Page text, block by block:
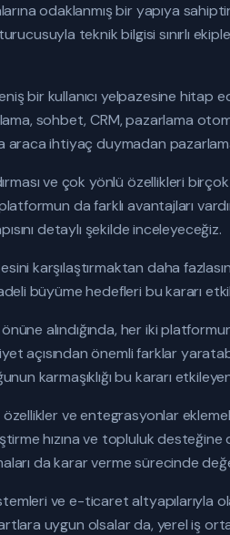
odaklanmış bir yapıya
teknik bilgisi sınırlı
bir kullanıcı yelpazesine hitap
sohbet, CRM, pazarlama
ihtiyaç duymadan
ve çok yönlü özellikleri
da farklı avantajları
detaylı şekilde inceleyeceğiz.
karşılaştırmaktan daha
büyüme hedefleri bu kararı
alındığında, her iki
açısından önemli farklar
karmaşıklığı bu kararı
ve entegrasyonlar
hızına ve topluluk
da karar verme sürecinde
ve e-ticaret altyapılarıyla
uygun olsalar da, yerel iş